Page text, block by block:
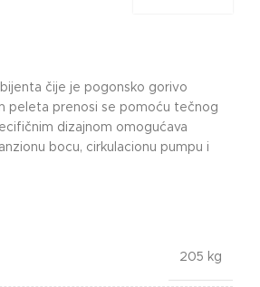
čije je pogonsko gorivo
peleta prenosi se pomoću tečnog
dizajnom omogućava
bocu, cirkulacionu pumpu i
205 kg